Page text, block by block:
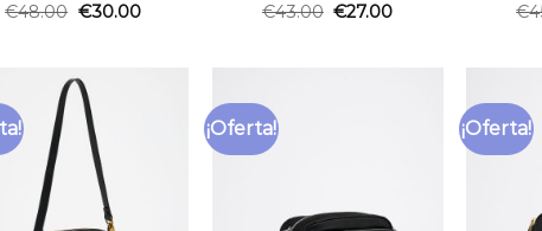
€48.00 €30.00
€43.00 €27.00
€
¡Oferta! ¡Oferta!